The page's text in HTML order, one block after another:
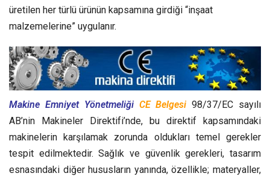
üretilen her türlü ürünün kapsamına girdiği “inşaat
malzemelerine” uygulanır.
Makine Emniyet Yönetmeliği CE Belgesi98/37/EC sayılı
AB’nin Makineler Direktifi’nde, bu direktif kapsamındaki
makinelerin karşılamak zorunda oldukları temel gerekler
tespit edilmektedir. Sağlık ve güvenlik gerekleri, tasarım
esnasındaki diğer hususların yanında, özellikle; materyaller,